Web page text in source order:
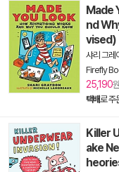
Made
nd
vised)
샤리 그레
Firefly
25,190
택배로 주
Killer
ake